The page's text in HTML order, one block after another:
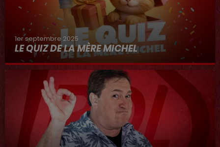
1er septembre 2025
LE QUIZ DE LA MÈRE MICHEL